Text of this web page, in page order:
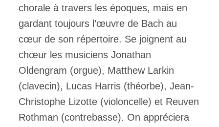
chorale à travers les époques, mais en
gardant toujours l’œuvre de Bach au
cœur de son répertoire. Se joignent au
chœur les musiciens Jonathan
Oldengram (orgue), Matthew Larkin
(clavecin), Lucas Harris (théorbe), Jean-
Christophe Lizotte (violoncelle) et Reuven
Rothman (contrebasse). On appréciera